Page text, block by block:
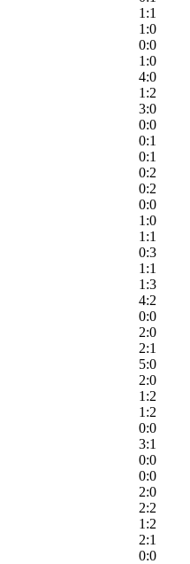
1:1
1:0
0:0
1:0
4:0
1:2
3:0
0:0
0:1
0:1
0:2
0:2
0:0
1:0
1:1
0:3
1:1
1:3
4:2
0:0
2:0
2:1
5:0
2:0
1:2
1:2
0:0
3:1
0:0
0:0
2:0
2:2
1:2
2:1
0:0